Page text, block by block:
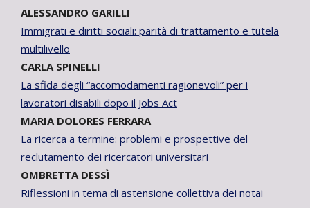
ALESSANDRO GARILLI
Immigrati e diritti sociali: parità di trattamento e tutela
multilivello
CARLA SPINELLI
La sfida degli “accomodamenti ragionevoli” per i
lavoratori disabili dopo il Jobs Act
MARIA DOLORES FERRARA
La ricerca a termine: problemi e prospettive del
reclutamento dei ricercatori universitari
OMBRETTA DESSÌ
Riflessioni in tema di astensione collettiva dei notai